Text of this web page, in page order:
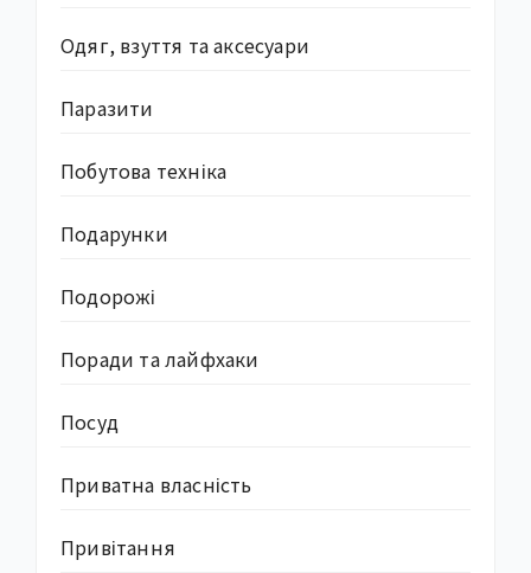
Одяг, взуття та аксесуари
Паразити
Побутова техніка
Подарунки
Подорожі
Поради та лайфхаки
Посуд
Приватна власність
Привітання